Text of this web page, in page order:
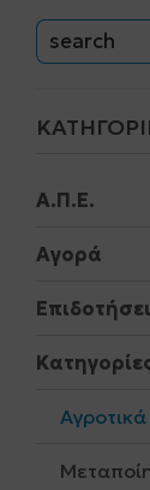
Α.Π.Ε.
Αγορά
Αγροτικά